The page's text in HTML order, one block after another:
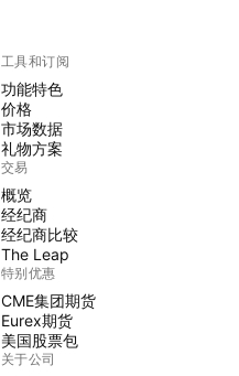
工具和订阅
功能特色
价格
市场数据
礼物方案
交易
概览
经纪商
经纪商比较
The Leap
特别优惠
CME集团期货
Eurex期货
美国股票包
关于公司